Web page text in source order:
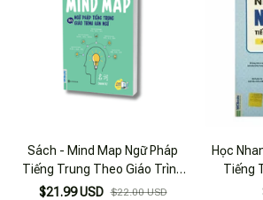
Sách - Mind Map Ngữ Pháp
Tiếng Trung Theo Giáo Trình
Hán Ngữ - Mcbooks
$21.99 USD $22.00 USD
Học
Tiếng